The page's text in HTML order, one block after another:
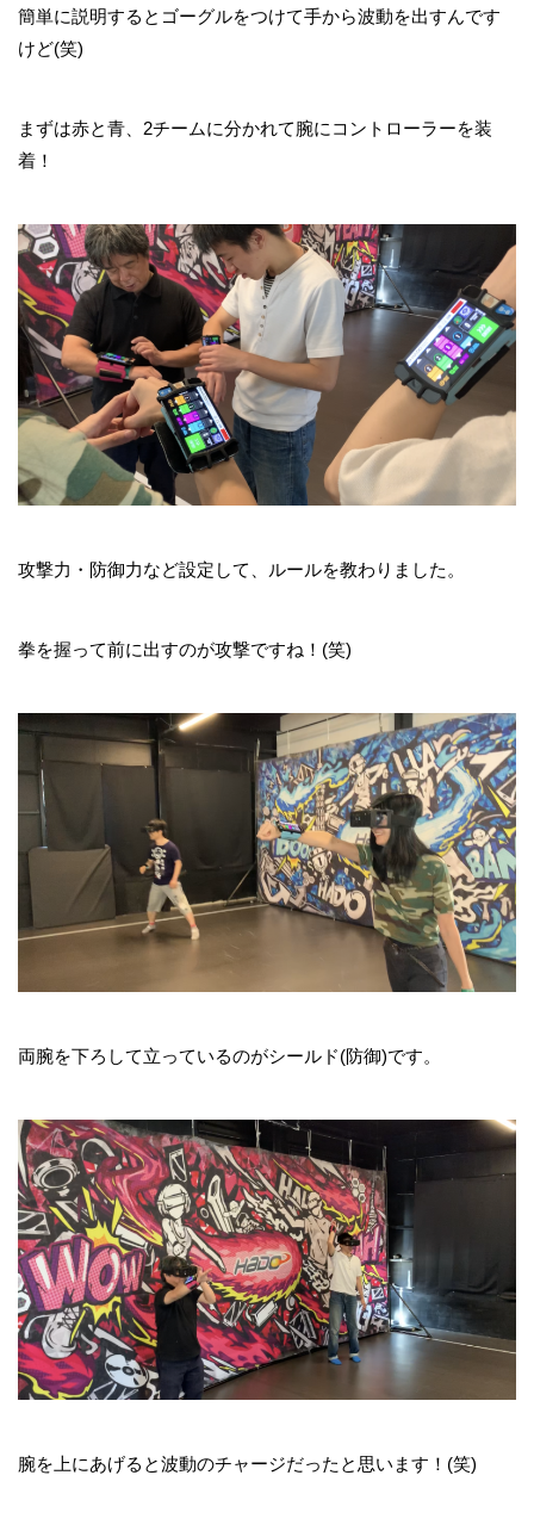
簡単に説明するとゴーグルをつけて手から波動を出すんです
けど(笑)
まずは赤と青、2チームに分かれて腕にコントローラーを装
着！
攻撃力・防御力など設定して、ルールを教わりました。
拳を握って前に出すのが攻撃ですね！(笑)
両腕を下ろして立っているのがシールド(防御)です。
腕を上にあげると波動のチャージだったと思います！(笑)